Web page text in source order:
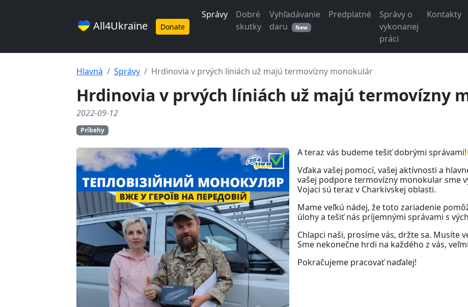
All4Ukraїne Donate
Správy
Dobré
skutky
Vyhľadávanie
daru
New
Predplatné
Správy o
vykonanej
práci
Kontakty
Hlavná Správy Hrdinovia v prvých líniách už majú termovízny monokulár
Hrdinovia v prvých líniách už majú termovízny
2022-09-12
Príbehy
A teraz vás budeme tešiť dobrými
Vďaka vašej pomocí, vašej aktívnosti a
vašej podpore termovízny monokular sme
Vojaci sú teraz v Charkivskej oblasti.
Mame veľkú nádej, že toto zariadenie
úlohy a tešiť nás príjemnými správami s
Chlapci naši, prosíme vás, držte sa. Musíte
Sme nekonečne hrdi na každého z vás,
Pokračujeme pracovať naďalej!